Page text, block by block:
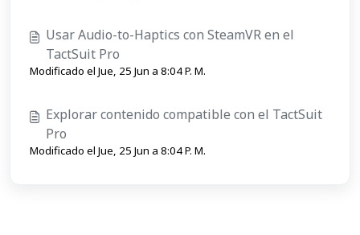
Usar Audio-to-Haptics con SteamVR en el
TactSuit Pro
Modificado el Jue, 25 Jun a 8:04 P. M.
Explorar contenido compatible con el TactSuit
Pro
Modificado el Jue, 25 Jun a 8:04 P. M.